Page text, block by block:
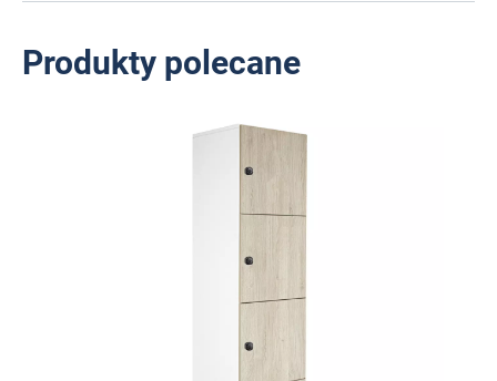
Produkty polecane